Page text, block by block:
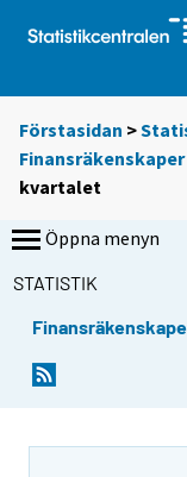
Förstasidan >
Finansräkenskaper
kvartalet
Öppna menyn
STATISTIK